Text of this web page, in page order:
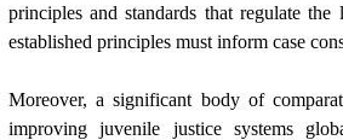
principles and standards that regulate
established principles must inform case
Moreover, a significant body of
improving juvenile justice systems